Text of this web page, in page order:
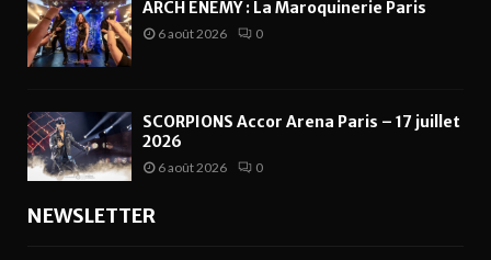
ARCH ENEMY : La Maroquinerie Paris
6 août 2026 0
SCORPIONS Accor Arena Paris – 17 juillet
2026
6 août 2026 0
NEWSLETTER